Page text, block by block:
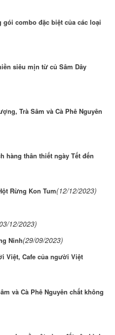
combo đặc biệt của các loại
siêu mịn từ củ Sâm Dây
Trà Sâm và Cà Phê Nguyên
hàng thân thiết ngày Tết đến
Rừng Kon Tum(12/12/2023)
12/2023)
Ninh(29/09/2023)
Việt, Cafe của người Việt
và Cà Phê Nguyên chất không